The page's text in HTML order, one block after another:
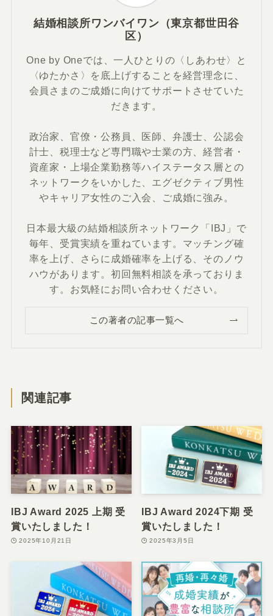
結婚相談所ワンバイワン（東京都世田谷
区）
One by Oneでは、一人ひとりの〈しあわせ〉と
〈ゆたかさ〉を底上げすることを経営理念に、
会員さまのご成婚に向けてサポートさせていた
だきます。
政治家、官僚・公務員、医師、弁護士、公認会
計士、税理士など専門職や士業の方、経営者・
資産家・上場企業勤務等ハイステータス層との
ネットワークをいかした、エグゼクティブ男性
やキャリア女性のご入会、ご成婚に強み。
日本最大級の結婚相談所ネットワーク「IBJ」で
毎年、受賞実績を重ねています。マッチング確
率を上げ、さらに成婚確率を上げる、そのノウ
ハウがあります。初回無料相談を承っておりま
す。お気軽にお問い合わせください。
この著者の記事一覧へ
関連記事
IBJ Award 2025 上期 受
賞いたしました！
2025年10月21日
IBJ Award 2024下期 受
賞いたしました！
2025年3月5日